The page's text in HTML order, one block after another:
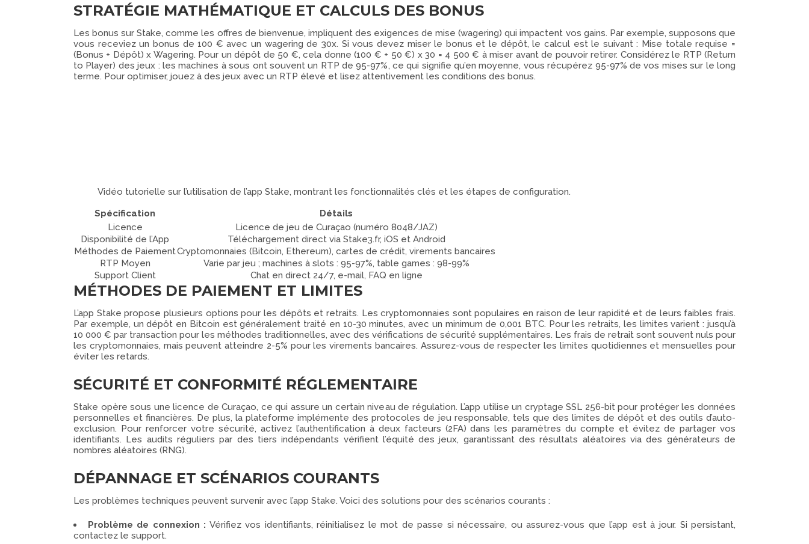
STRATÉGIE MATHÉMATIQUE ET CALCULS DES BONUS
Les bonus sur Stake, comme les offres de bienvenue, impliquent des exigences de mise (wagering) qui impactent vos gains. Par exemple, supposons que
vous receviez un bonus de 100 € avec un wagering de 30x. Si vous devez miser le bonus et le dépôt, le calcul est le suivant : Mise totale requise =
(Bonus + Dépôt) x Wagering. Pour un dépôt de 50 €, cela donne (100 € + 50 €) x 30 = 4 500 € à miser avant de pouvoir retirer. Considérez le RTP (Return
to Player) des jeux : les machines à sous ont souvent un RTP de 95-97%, ce qui signifie qu’en moyenne, vous récupérez 95-97% de vos mises sur le long
terme. Pour optimiser, jouez à des jeux avec un RTP élevé et lisez attentivement les conditions des bonus.
Vidéo tutorielle sur l’utilisation de l’app Stake, montrant les fonctionnalités clés et les étapes de configuration.
Spécification
Détails
Licence
Licence de jeu de Curaçao (numéro 8048/JAZ)
Disponibilité de l’App
Téléchargement direct via Stake3.fr, iOS et Android
Méthodes de PaiementCryptomonnaies (Bitcoin, Ethereum), cartes de crédit, virements bancaires
RTP Moyen
Varie par jeu ; machines à slots : 95-97%, table games : 98-99%
Support Client
Chat en direct 24/7, e-mail, FAQ en ligne
MÉTHODES DE PAIEMENT ET LIMITES
L’app Stake propose plusieurs options pour les dépôts et retraits. Les cryptomonnaies sont populaires en raison de leur rapidité et de leurs faibles frais.
Par exemple, un dépôt en Bitcoin est généralement traité en 10-30 minutes, avec un minimum de 0,001 BTC. Pour les retraits, les limites varient : jusqu’à
10 000 € par transaction pour les méthodes traditionnelles, avec des vérifications de sécurité supplémentaires. Les frais de retrait sont souvent nuls pour
les cryptomonnaies, mais peuvent atteindre 2-5% pour les virements bancaires. Assurez-vous de respecter les limites quotidiennes et mensuelles pour
éviter les retards.
SÉCURITÉ ET CONFORMITÉ RÉGLEMENTAIRE
Stake opère sous une licence de Curaçao, ce qui assure un certain niveau de régulation. L’app utilise un cryptage SSL 256-bit pour protéger les données
personnelles et financières. De plus, la plateforme implémente des protocoles de jeu responsable, tels que des limites de dépôt et des outils d’auto-
exclusion. Pour renforcer votre sécurité, activez l’authentification à deux facteurs (2FA) dans les paramètres du compte et évitez de partager vos
identifiants. Les audits réguliers par des tiers indépendants vérifient l’équité des jeux, garantissant des résultats aléatoires via des générateurs de
nombres aléatoires (RNG).
DÉPANNAGE ET SCÉNARIOS COURANTS
Les problèmes techniques peuvent survenir avec l’app Stake. Voici des solutions pour des scénarios courants :
Problème de connexion : Vérifiez vos identifiants, réinitialisez le mot de passe si nécessaire, ou assurez-vous que l’app est à jour. Si persistant,
contactez le support.